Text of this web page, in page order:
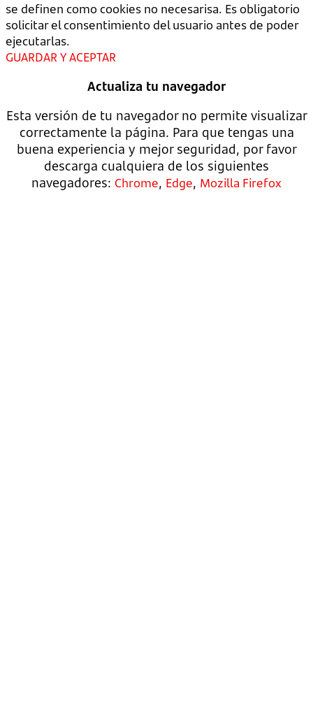
se definen como cookies no necesarisa. Es obligatorio
solicitar el consentimiento del usuario antes de poder
ejecutarlas.
GUARDAR Y ACEPTAR
Actualiza tu navegador
Esta versión de tu navegador no permite visualizar
correctamente la página. Para que tengas una
buena experiencia y mejor seguridad, por favor
descarga cualquiera de los siguientes
navegadores: Chrome, Edge, Mozilla Firefox